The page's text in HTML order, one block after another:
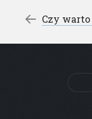
←
Czy warto zakładać